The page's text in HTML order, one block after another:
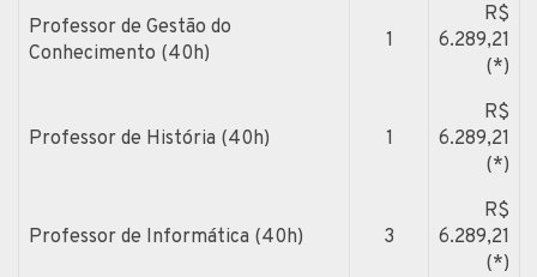
Professor de Gestão do
Conhecimento (40h)
1
R$
6.289,21
(*)
Professor de História (40h) 1
R$
6.289,21
(*)
Professor de Informática (40h) 3
R$
6.289,21
(*)